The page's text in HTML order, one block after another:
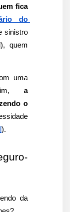
fica
do
sinistro
quem
uma
a
o
).
da